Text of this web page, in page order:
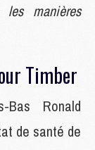
manières
Timber
Bas Ronald
de santé de